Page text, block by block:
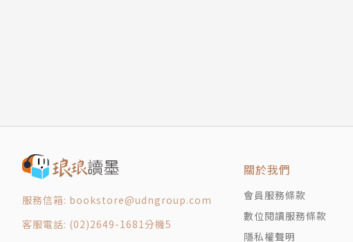
服務信箱: bookstore@udngroup.com
客服電話: (02)2649-1681分機5
關於我們
會員服務條款
數位閱讀服務條款
隱私權聲明